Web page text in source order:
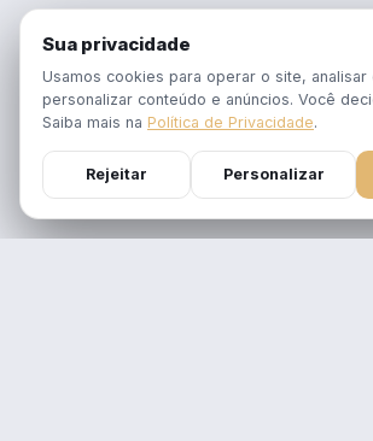
Sua privacidade
Usamos cookies para operar o site,
personalizar conteúdo e anúncios. Você
Saiba mais na Política de Privacidade.
Rejeitar Personalizar